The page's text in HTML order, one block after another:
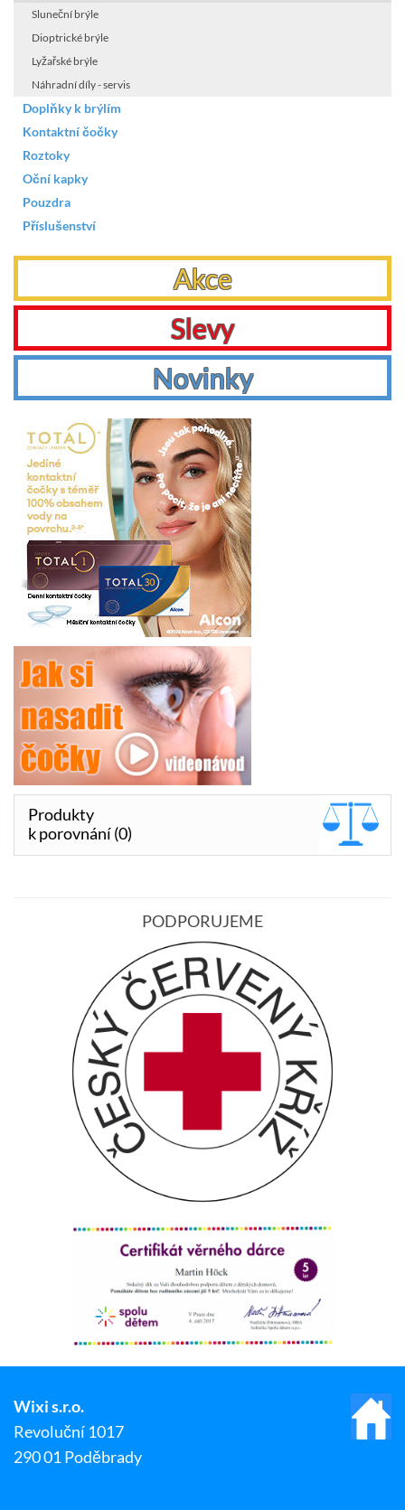
Sluneční brýle
Dioptrické brýle
Lyžařské brýle
Náhradní díly - servis
Doplňky k brýlím
Kontaktní čočky
Roztoky
Oční kapky
Pouzdra
Příslušenství
Akce
Slevy
Novinky
Produkty
k porovnání (0)
PODPORUJEME
Wixi s.r.o.
Revoluční 1017
290 01 Poděbrady